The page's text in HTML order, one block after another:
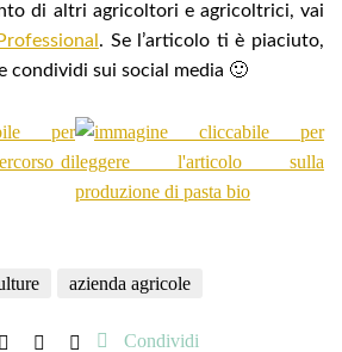
di altri agricoltori e agricoltrici, vai
. Se l’articolo ti è piaciuto,
condividi sui social media 🙂
azienda agricole
Condividi